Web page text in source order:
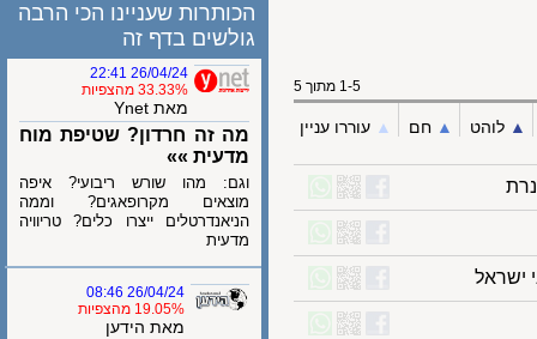
לוהט ▲︎ חם ▲︎ עוררו עניין
הכותרות שעניינו הכי הרבה
גולשים בדף זה
26/04/24 22:41
33.33% מהצפיות
מאת Ynet
מה זה חרדון? שטיפת מוח
מדעית »»
וגם: מהו שורש ריבועי? איפה
מוצאים מקרופאגים? וממה
הניאנדרטלים ייצרו כלים? טריוויה
מדעית
26/04/24 08:46
19.05% מהצפיות
מאת הידען